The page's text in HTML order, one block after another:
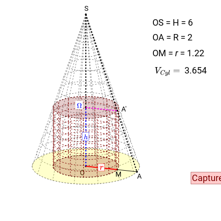
O
S
A
M
OS = H = 6
OA = R = 2
OM = r= 1.22
3.654
A'